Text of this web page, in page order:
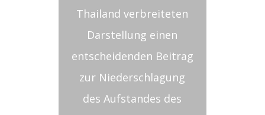
Thailand verbreiteten
Darstellung einen
entscheidenden Beitrag
zur Niederschlagung
des Aufstandes des